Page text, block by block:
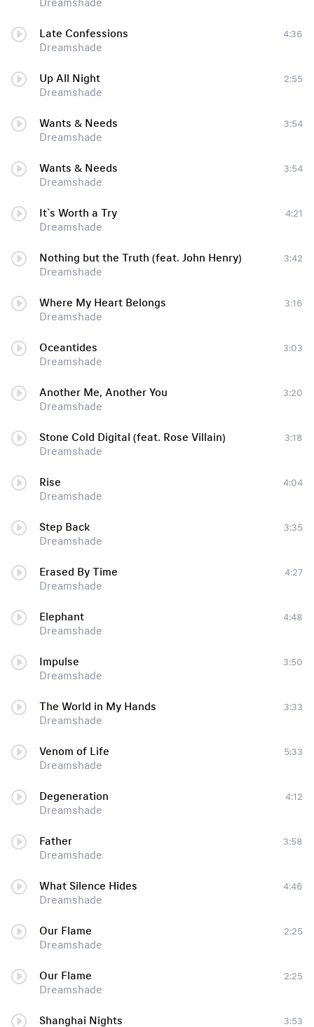
Dreamshade
Late Confessions
Dreamshade
4:36
Up All Night
Dreamshade
2:55
Wants & Needs
Dreamshade
3:54
Wants & Needs
Dreamshade
3:54
It`s Worth a Try
Dreamshade
4:21
Nothing but the Truth (feat. John Henry)
Dreamshade
3:42
Where My Heart Belongs
Dreamshade
3:16
Oceantides
Dreamshade
3:03
Another Me, Another You
Dreamshade
3:20
Stone Cold Digital (feat. Rose Villain)
Dreamshade
3:18
Rise
Dreamshade
4:04
Step Back
Dreamshade
3:35
Erased By Time
Dreamshade
4:27
Elephant
Dreamshade
4:48
Impulse
Dreamshade
3:50
The World in My Hands
Dreamshade
3:33
Venom of Life
Dreamshade
5:33
Degeneration
Dreamshade
4:12
Father
Dreamshade
3:58
What Silence Hides
Dreamshade
4:46
Our Flame
Dreamshade
2:25
Our Flame
Dreamshade
2:25
Shanghai Nights
3:53